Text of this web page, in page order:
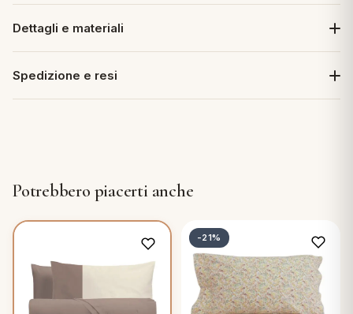
Dettagli e materiali
Spedizione e resi
Potrebbero piacerti anche
-21%